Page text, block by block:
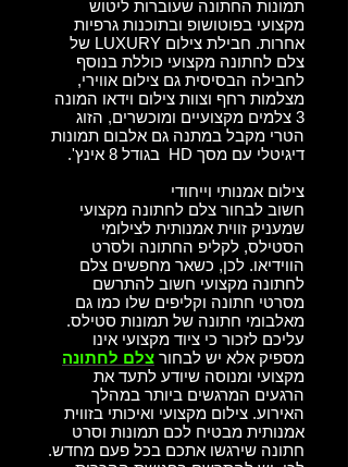
תמונות החתונה שעוברות ליטוש
מקצועי בפוטושופ ובתוכנות גרפיות
אחרות. חבילת צילום LUXURY של
צלם לחתונה מקצועי כוללת בנוסף
לחבילה הבסיסית גם צילום אווירי,
מצלמות רחף וצוות צילום וידאו המונה
3 צלמים מקצועיים ומוכשרים, הזוג
הטרי מקבל במתנה גם אלבום תמונות
דיגיטלי עם מסך HD בגודל 8 אינץ'.
צילום אמנותי וייחודי
חשוב לבחור צלם לחתונה מקצועי
שמעניק זווית אמנותית לצילומי
הסטילס, לקליפ החתונה ולסרט
הווידיאו. לכן, כשאר מחפשים צלם
לחתונה מקצועי חשוב להתרשם
מסרטי חתונה וקליפים שלו כמו גם
מאלבומי חתונה של תמונות סטילס.
עליכם לזכור כי ציוד מקצועי אינו
מספיק אלא יש לבחור צלם לחתונה
מקצועי ומנוסה שיודע לתעד את
הרגעים המרגשים ביותר במהלך
האירוע. צילום מקצועי ואיכותי בזווית
אמנותית מבטיח לכם תמונות וסרט
חתונה שירגשו אתכם בכל פעם מחדש.